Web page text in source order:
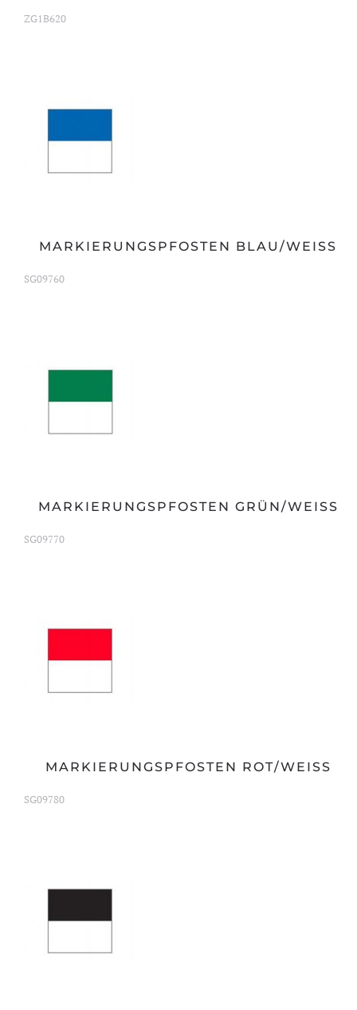
ZG1B620
MARKIERUNGSPFOSTEN BLAU/WEISS
SG09760
MARKIERUNGSPFOSTEN GRÜN/WEISS
SG09770
MARKIERUNGSPFOSTEN ROT/WEISS
SG09780